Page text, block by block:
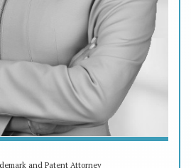
and Patent Attorney